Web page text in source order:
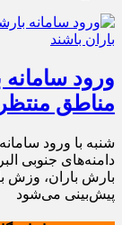
ورود
مناطق
شنبه با ورود
دامنه‌های جنوبی
بارش باران، وزش
پیش‌بینی می‌شود